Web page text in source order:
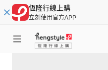
恆隆行線上購
立刻使用官方APP